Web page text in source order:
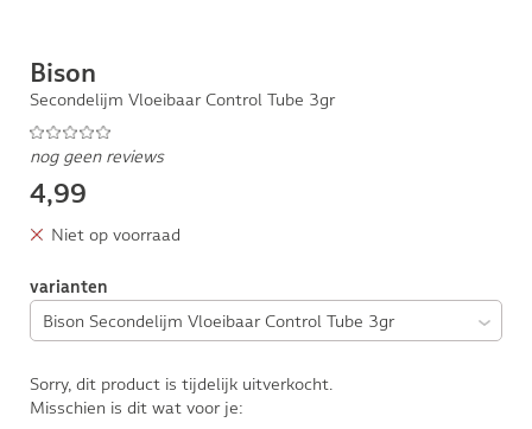
Bison
Secondelijm Vloeibaar Control Tube 3gr
nog geen reviews
4,99
Niet op voorraad
varianten
Sorry, dit product is tijdelijk uitverkocht.
Misschien is dit wat voor je: